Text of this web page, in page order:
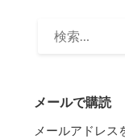
メールで購読
メールアドレ